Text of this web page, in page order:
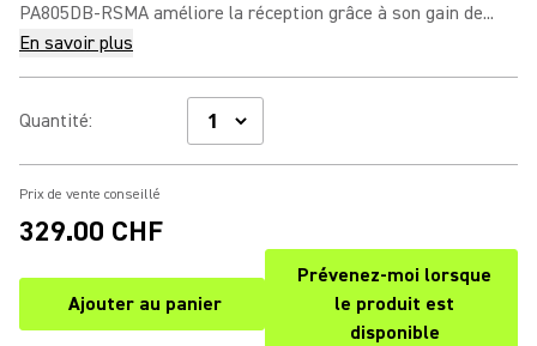
PA805DB-RSMA améliore la réception grâce à son gain de...
En savoir plus
Quantité:
Prix de vente conseillé
329.00 CHF
Ajouter au panier
Prévenez-moi lorsque
le produit est
disponible
(Opens in a new